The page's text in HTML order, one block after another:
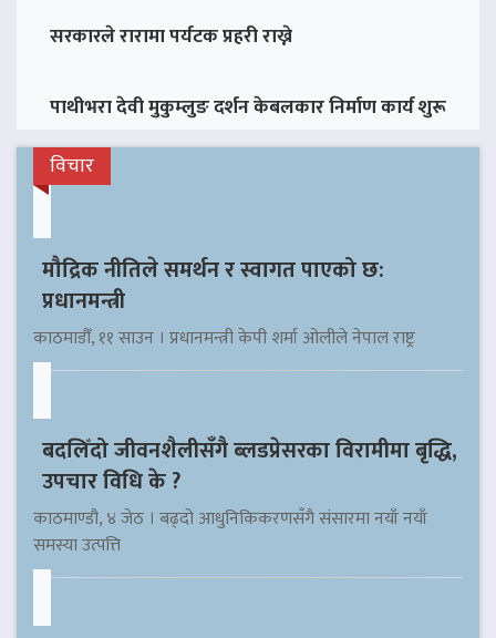
सरकारले रारामा पर्यटक प्रहरी राख्ने
पाथीभरा देवी मुकुम्लुङ दर्शन केबलकार निर्माण कार्य शुरू
विचार
मौद्रिक नीतिले समर्थन र स्वागत पाएको छ:
प्रधानमन्त्री
काठमाडौँ, ११ साउन । प्रधानमन्त्री केपी शर्मा ओलीले नेपाल राष्ट्र
बदलिँदो जीवनशैलीसँगै ब्लडप्रेसरका विरामीमा बृद्धि,
उपचार विधि के ?
काठमाण्डौ, ४ जेठ । बढ्दो आधुनिकिकरणसँगै संसारमा नयाँ नयाँ
समस्या उत्पत्ति